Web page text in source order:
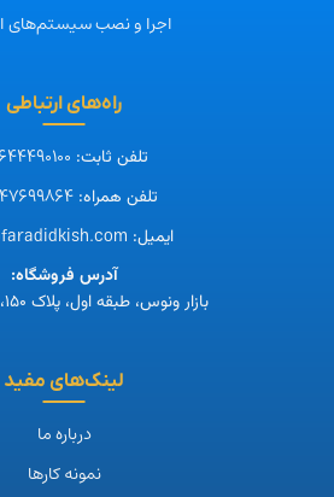
اجرا و نصب سیستم‌های
راه‌های ارتباطی
تلفن ثابت:
تلفن همراه:
ایمیل:
آدرس فروشگاه:
بازار ونوس، طبقه اول، پلاک ۱۵۰، جزیره کیش
لینک‌های مفید
درباره ما
نمونه کارها